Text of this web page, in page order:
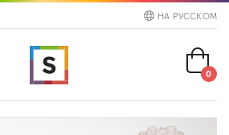
НА РУССКОМ
0